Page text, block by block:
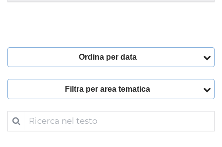
Ordina per data
Filtra per area tematica
Ricerca nel testo